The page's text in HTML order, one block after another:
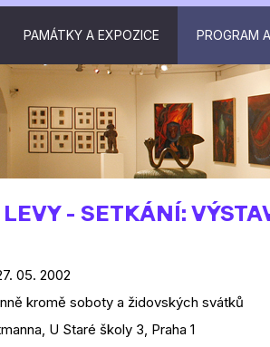
PAMÁTKY A EXPOZICE PROGRAM
- SETKÁNÍ:
05. 2002
kromě soboty a židovských svátků
U Staré školy 3, Praha 1